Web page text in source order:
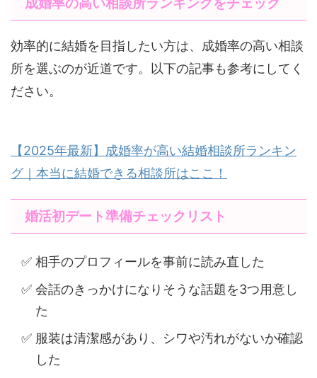
成婚率の高い相談所ランキングをチェック
効率的に結婚を目指したい方は、成婚率の高い相談
所を選ぶのが近道です。以下の記事も参考にしてく
ださい。
【2025年最新】成婚率が高い結婚相談所ランキン
グ｜本当に結婚できる相談所はここ！
婚活初デート準備チェックリスト
相手のプロフィールを事前に読み直した
会話のきっかけになりそうな話題を3つ用意し
た
服装は清潔感があり、シワや汚れがないか確認
した